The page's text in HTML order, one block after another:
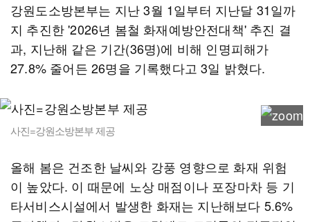
강원도소방본부는 지난 3월 1일부터 지난달 31일까
지 추진한 '2026년 봄철 화재예방안전대책' 추진 결
과, 지난해 같은 기간(36명)에 비해 인명피해가
27.8% 줄어든 26명을 기록했다고 3일 밝혔다.
사진=강원소방본부 제공
올해 봄은 건조한 날씨와 강풍 영향으로 화재 위험
이 높았다. 이 때문에 노상 매점이나 포장마차 등 기
타서비스시설에서 발생한 화재는 지난해보다 5.6%